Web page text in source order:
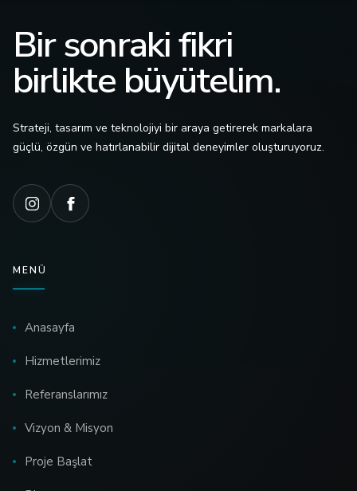
Bir sonraki fikri
birlikte büyütelim.
Strateji, tasarım ve teknolojiyi bir araya getirerek markalara
güçlü, özgün ve hatırlanabilir dijital deneyimler oluşturuyoruz.
MENÜ
Anasayfa
Hizmetlerimiz
Referanslarımız
Vizyon & Misyon
Proje Başlat